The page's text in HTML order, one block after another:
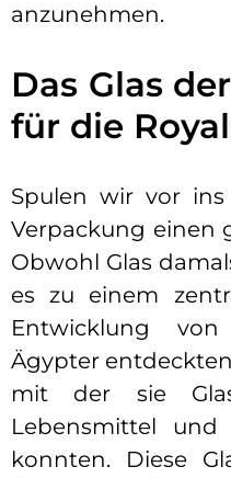
anzunehmen.
Das Glas
für die
Spulen wir vor
Verpackung einen
Obwohl Glas
es zu einem
Entwicklung
Ägypter
mit der sie
Lebensmittel und
konnten. Diese